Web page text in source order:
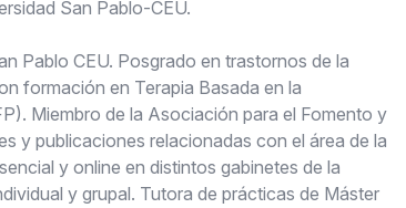
San Pablo-CEU.
Pablo CEU. Posgrado en trastornos de la
formación en Terapia Basada en la
Miembro de la Asociación para el Fomento y
y publicaciones relacionadas con el área de la
y online en distintos gabinetes de la
y grupal. Tutora de prácticas de Máster